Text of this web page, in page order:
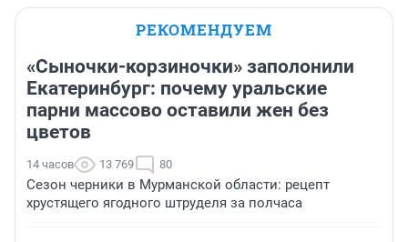
РЕКОМЕНДУЕМ
«Сыночки-корзиночки» заполонили
Екатеринбург: почему уральские
парни массово оставили жен без
цветов
14 часов 13 769 80
Сезон черники в Мурманской области: рецепт
хрустящего ягодного штруделя за полчаса